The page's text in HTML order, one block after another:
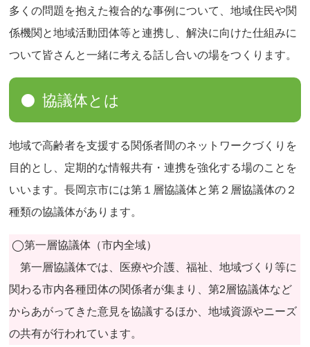
多くの問題を抱えた複合的な事例について、地域住民や関
係機関と地域活動団体等と連携し、解決に向けた仕組みに
ついて皆さんと一緒に考える話し合いの場をつくります。
協議体とは
地域で高齢者を支援する関係者間のネットワークづくりを
目的とし、定期的な情報共有・連携を強化する場のことを
いいます。長岡京市には第１層協議体と第２層協議体の２
種類の協議体があります。
◯第一層協議体（市内全域）
第一層協議体では、医療や介護、福祉、地域づくり等に
関わる市内各種団体の関係者が集まり、第2層協議体など
からあがってきた意見を協議するほか、地域資源やニーズ
の共有が行われています。